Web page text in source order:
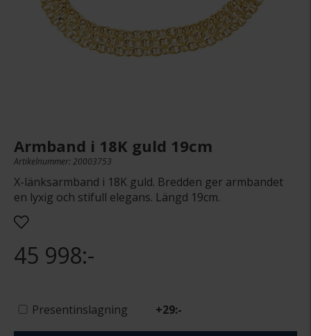
Armband i 18K guld 19cm
Artikelnummer: 20003753
X-länksarmband i 18K guld. Bredden ger armbandet
en lyxig och stifull elegans. Längd 19cm.
45 998:-
Presentinslagning +29:-